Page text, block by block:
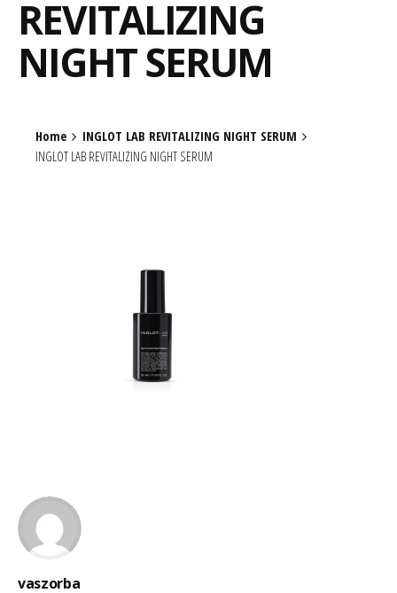
REVITALIZING
NIGHT SERUM
Home
INGLOT LAB REVITALIZING NIGHT SERUM
INGLOT LAB REVITALIZING NIGHT SERUM
vaszorba